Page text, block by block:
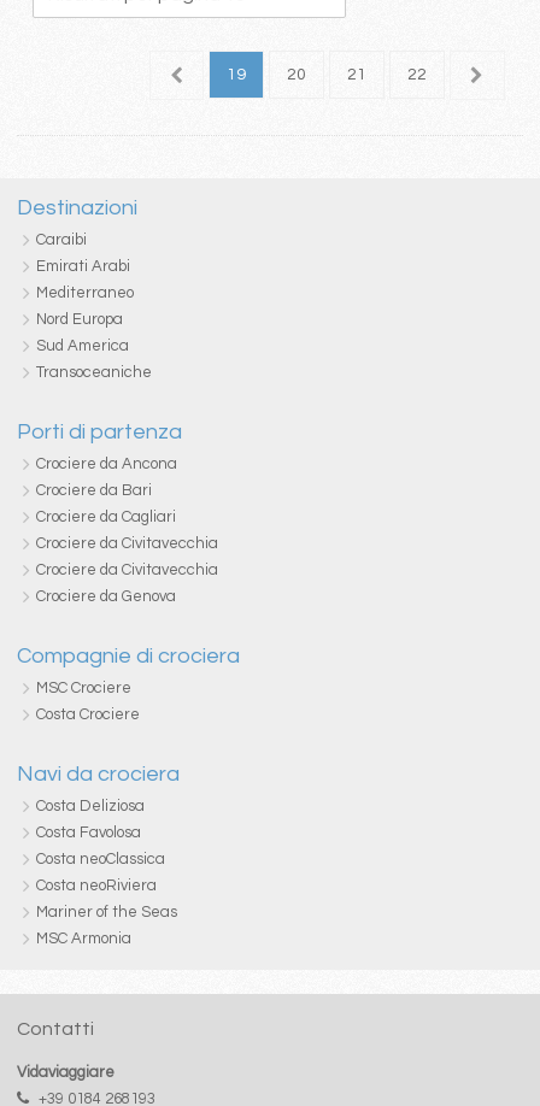
18 19 20 21 22 23
Destinazioni
Caraibi
Emirati Arabi
Mediterraneo
Nord Europa
Sud America
Transoceaniche
Porti di partenza
Crociere da Ancona
Crociere da Bari
Crociere da Cagliari
Crociere da Civitavecchia
Crociere da Civitavecchia
Crociere da Genova
Compagnie di crociera
MSC Crociere
Costa Crociere
Navi da crociera
Costa Deliziosa
Costa Favolosa
Costa neoClassica
Costa neoRiviera
Mariner of the Seas
MSC Armonia
Contatti
Vidaviaggiare
+39 0184 268193